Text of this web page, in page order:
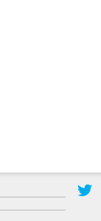
県警等と大
規模災害時
連携協定を
締結し...